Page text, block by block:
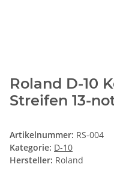
Roland D-10
Streifen 13-
Artikelnummer: RS-004
Kategorie: D-10
Hersteller: Roland